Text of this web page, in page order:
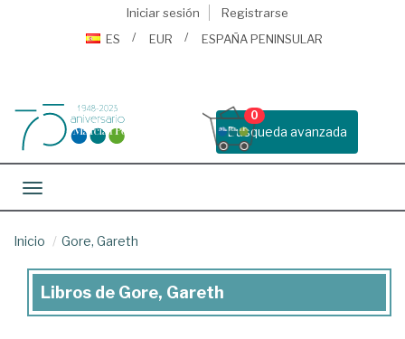
Iniciar sesión
Registrarse
ES
EUR ESPAÑA PENINSULAR
Busqueda avanzada
0
Toggle navigation
Inicio Gore, Gareth
Libros
Libros de Gore, Gareth